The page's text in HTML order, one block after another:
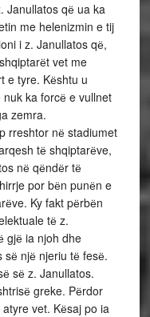
Janullatos qё ua ka
me helenizmin e tij
i z. Janullatos qё,
vet me
e tyre. Kёshtu u
ka forcё e vullnet
zemra.
rreshtor nё stadiumet
tё shqiptarёve,
nё qёndёr tё
por bёn punёn e
Ky fakt pёrbёn
tё z.
gjё ia njoh dhe
sё njё njeriu tё fesё.
sё z. Janullatos.
greke. Pёrdor
vet. Kёsaj po ia